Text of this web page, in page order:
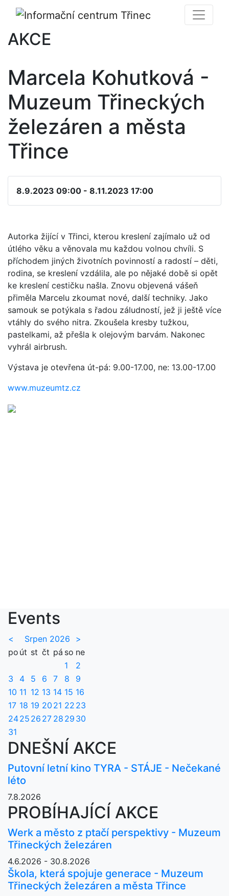
AKCE
Marcela Kohutková -
Muzeum Třineckých
železáren a města
Třince
8.9.2023 09:00 - 8.11.2023 17:00
Autorka žijící v Třinci, kterou kreslení zajímalo už od
útlého věku a věnovala mu každou volnou chvíli. S
příchodem jiných životních povinností a radostí – děti,
rodina, se kreslení vzdálila, ale po nějaké době si opět
ke kreslení cestičku našla. Znovu objevená vášeň
přiměla Marcelu zkoumat nové, další techniky. Jako
samouk se potýkala s řadou záludností, jež ji ještě více
vtáhly do svého nitra. Zkoušela kresby tužkou,
pastelkami, až přešla k olejovým barvám. Nakonec
vyhrál airbrush.
Výstava je otevřena út-pá: 9.00-17.00, ne: 13.00-17.00
www.muzeumtz.cz
Events
< Srpen 2026
>
po út st čt pá so ne
1
2
3
4 5 6 7 8
9
10 11 12 13 14 15 16
17 18 19 20 21 22 23
2425 26 27 28 29 30
31
DNEŠNÍ AKCE
Putovní letní kino TYRA - STÁJE - Nečekané
léto
7.8.2026
PROBÍHAJÍCÍ AKCE
Werk a město z ptačí perspektivy - Muzeum
Třineckých železáren
4.6.2026 - 30.8.2026
Škola, která spojuje generace - Muzeum
Třineckých železáren a města Třince